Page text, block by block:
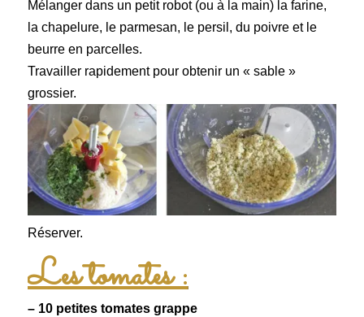
Mélanger dans un petit robot (ou à la main) la farine,
la chapelure, le parmesan, le persil, du poivre et le
beurre en parcelles.
Travailler rapidement pour obtenir un « sable »
grossier.
Réserver.
Les tomates :
– 10 petites tomatesgrappe